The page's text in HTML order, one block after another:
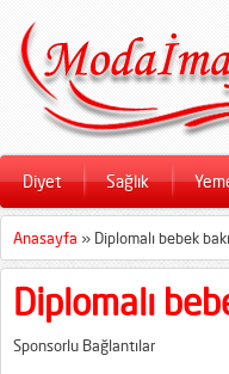
Diyet Sağlık
Anasayfa » Diplomalı bebek
Diplomalı
Sponsorlu Bağlantılar